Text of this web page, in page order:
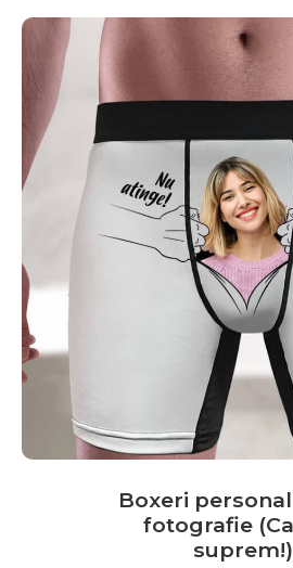
variații.
pot
alese
în
Boxeri
fotografie
suprem!)